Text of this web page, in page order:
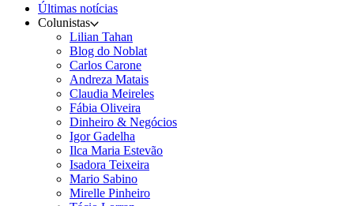
Últimas notícias
Colunistas
Lilian Tahan
Blog do Noblat
Carlos Carone
Andreza Matais
Claudia Meireles
Fábia Oliveira
Dinheiro & Negócios
Igor Gadelha
Ilca Maria Estevão
Isadora Teixeira
Mario Sabino
Mirelle Pinheiro